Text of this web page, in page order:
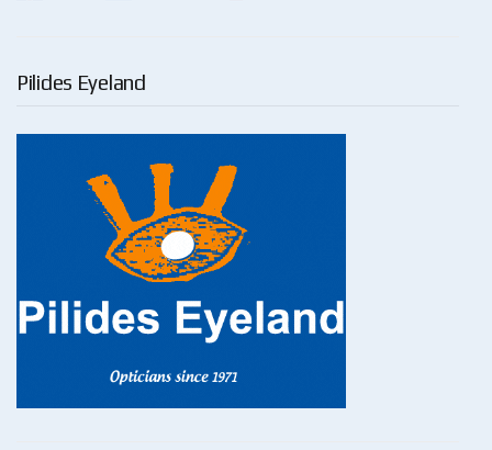
Pilides Eyeland